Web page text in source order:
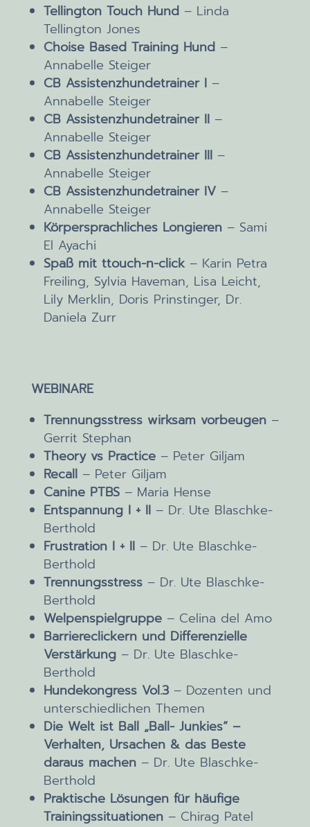
Tellington Touch Hund– Linda
Tellington Jones
Choise Based Training Hund–
Annabelle Steiger
CB Assistenzhundetrainer I–
Annabelle Steiger
CB Assistenzhundetrainer II–
Annabelle Steiger
CB Assistenzhundetrainer III–
Annabelle Steiger
CB Assistenzhundetrainer IV–
Annabelle Steiger
Körpersprachliches Longieren– Sami
El Ayachi
Spaß mit ttouch-n-click– Karin Petra
Freiling, Sylvia Haveman, Lisa Leicht,
Lily Merklin, Doris Prinstinger, Dr.
Daniela Zurr
WEBINARE
Trennungsstress wirksam vorbeugen–
Gerrit Stephan
Theory vs Practice– Peter Giljam
Recall– Peter Giljam
Canine PTBS– Maria Hense
Entspannung I + II– Dr. Ute Blaschke-
Berthold
Frustration I + II– Dr. Ute Blaschke-
Berthold
Trennungsstress– Dr. Ute Blaschke-
Berthold
Welpenspielgruppe– Celina del Amo
Barriereclickern und Differenzielle
Verstärkung– Dr. Ute Blaschke-
Berthold
Hundekongress Vol.3– Dozenten und
unterschiedlichen Themen
Die Welt ist Ball „Ball- Junkies“ –
Verhalten, Ursachen & das Beste
daraus machen– Dr. Ute Blaschke-
Berthold
Praktische Lösungen für häufige
Trainingssituationen– Chirag Patel